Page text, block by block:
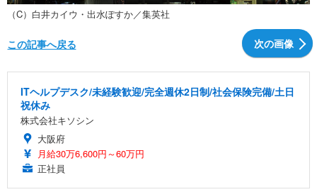
（C）白井カイウ・出水ぽすか／集英社
次の画像
この記事へ戻る
ITヘルプデスク/未経験歓迎/完全週休2日制/社会保険完備/土日
祝休み
株式会社キソシン
大阪府
月給30万6,600円～60万円
正社員